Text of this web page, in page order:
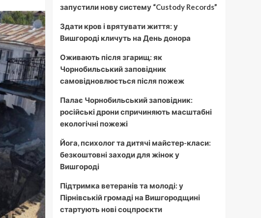
запустили нову систему “Custody Records”
Здати кров і врятувати життя: у
Вишгороді кличуть на День донора
Оживають після згарищ: як
Чорнобильський заповідник
самовідновлюється після пожеж
Палає Чорнобильський заповідник:
російські дрони спричиняють масштабні
екологічні пожежі
Йога, психолог та дитячі майстер-класи:
безкоштовні заходи для жінок у
Вишгороді
Підтримка ветеранів та молоді: у
Пірнівській громаді на Вишгородщині
стартують нові соцпроєкти